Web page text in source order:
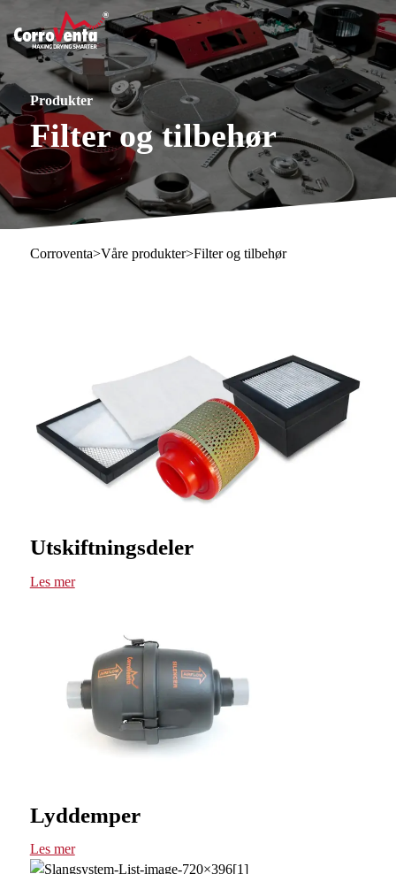
Produkter
Filter og tilbehør
Corroventa>Våre produkter>Filter og tilbehør
Utskiftningsdeler
Les mer
Lyddemper
Les mer